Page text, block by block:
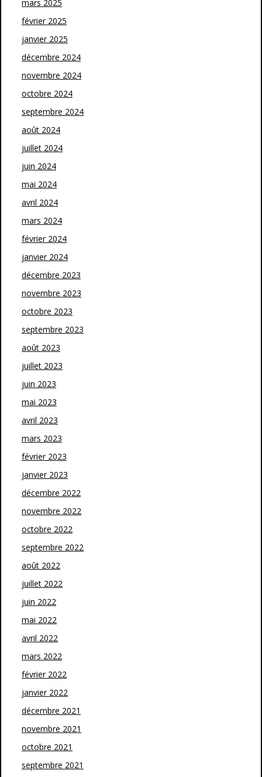
mars 2025
février 2025
janvier 2025
décembre 2024
novembre 2024
octobre 2024
septembre 2024
août 2024
juillet 2024
juin 2024
mai 2024
avril 2024
mars 2024
février 2024
janvier 2024
décembre 2023
novembre 2023
octobre 2023
septembre 2023
août 2023
juillet 2023
juin 2023
mai 2023
avril 2023
mars 2023
février 2023
janvier 2023
décembre 2022
novembre 2022
octobre 2022
septembre 2022
août 2022
juillet 2022
juin 2022
mai 2022
avril 2022
mars 2022
février 2022
janvier 2022
décembre 2021
novembre 2021
octobre 2021
septembre 2021